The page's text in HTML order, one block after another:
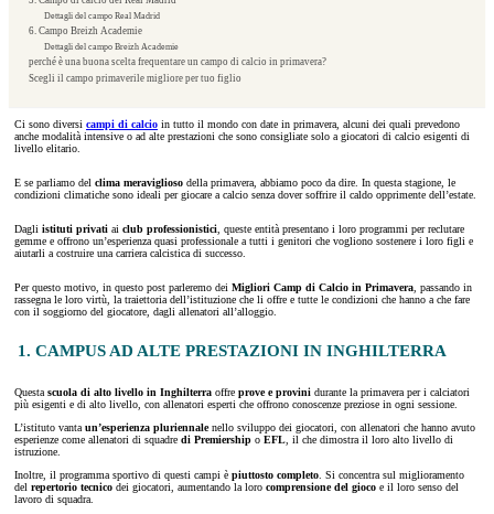
Dettagli del campo Real Madrid
6. Campo Breizh Academie
Dettagli del campo Breizh Academie
perché è una buona scelta frequentare un campo di calcio in primavera?
Scegli il campo primaverile migliore per tuo figlio
Ci sono diversi campi di calcio in tutto il mondo con date in primavera, alcuni dei quali prevedono
anche modalità intensive o ad alte prestazioni che sono consigliate solo a giocatori di calcio esigenti di
livello elitario.
E se parliamo del clima meraviglioso della primavera, abbiamo poco da dire. In questa stagione, le
condizioni climatiche sono ideali per giocare a calcio senza dover soffrire il caldo opprimente dell’estate.
Dagli istituti privati ai club professionistici , queste entità presentano i loro programmi per reclutare
gemme e offrono un’esperienza quasi professionale a tutti i genitori che vogliono sostenere i loro figli e
aiutarli a costruire una carriera calcistica di successo.
Per questo motivo, in questo post parleremo dei Migliori Camp di Calcio in Primavera , passando in
rassegna le loro virtù, la traiettoria dell’istituzione che li offre e tutte le condizioni che hanno a che fare
con il soggiorno del giocatore, dagli allenatori all’alloggio.
1. CAMPUS AD ALTE PRESTAZIONI IN INGHILTERRA
Questa scuola di alto livello in Inghilterra offre prove e provini durante la primavera per i calciatori
più esigenti e di alto livello, con allenatori esperti che offrono conoscenze preziose in ogni sessione.
L’istituto vanta un’esperienza pluriennalenello sviluppo dei giocatori, con allenatori che hanno avuto
esperienze come allenatori di squadre di Premiership o EFL , il che dimostra il loro alto livello di
istruzione.
Inoltre, il programma sportivo di questi campi è piuttosto completo . Si concentra sul miglioramento
del repertorio tecnico dei giocatori, aumentando la loro comprensione del gioco e il loro senso del
lavoro di squadra.